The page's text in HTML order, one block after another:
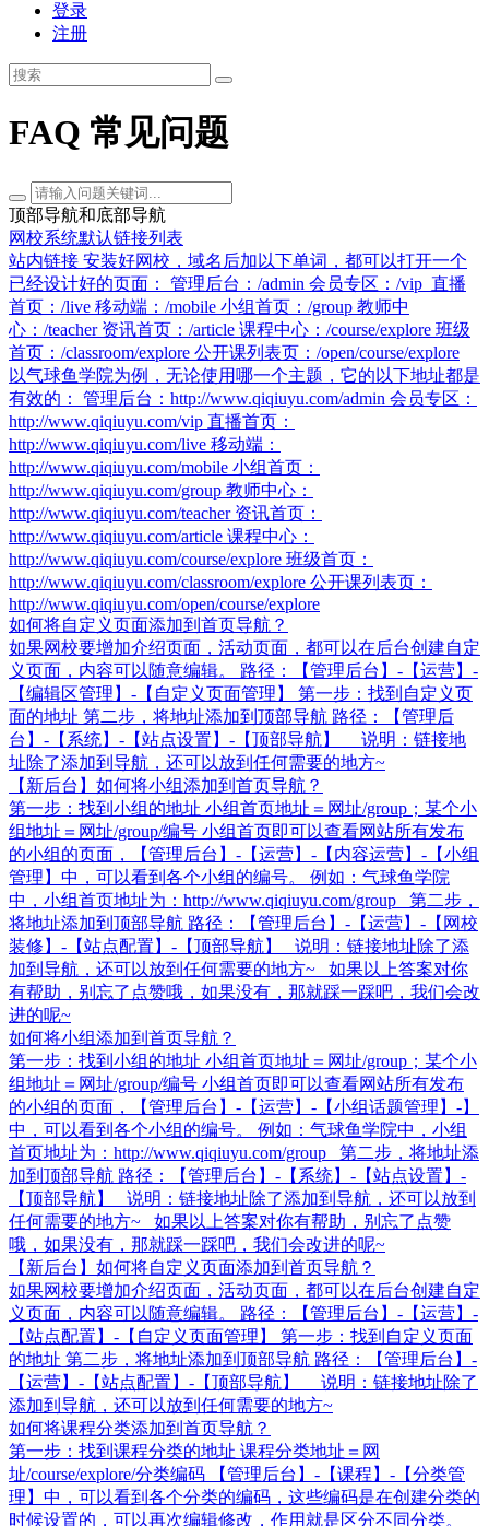
登录
注册
FAQ 常见问题
顶部导航和底部导航
网校系统默认链接列表
站内链接 安装好网校，域名后加以下单词，都可以打开一个
已经设计好的页面： 管理后台：/admin 会员专区：/vip 直播
首页：/live 移动端：/mobile 小组首页：/group 教师中
心：/teacher 资讯首页：/article 课程中心：/course/explore 班级
首页：/classroom/explore 公开课列表页：/open/course/explore
以气球鱼学院为例，无论使用哪一个主题，它的以下地址都是
有效的： 管理后台：http://www.qiqiuyu.com/admin 会员专区：
http://www.qiqiuyu.com/vip 直播首页：
http://www.qiqiuyu.com/live 移动端：
http://www.qiqiuyu.com/mobile 小组首页：
http://www.qiqiuyu.com/group 教师中心：
http://www.qiqiuyu.com/teacher 资讯首页：
http://www.qiqiuyu.com/article 课程中心：
http://www.qiqiuyu.com/course/explore 班级首页：
http://www.qiqiuyu.com/classroom/explore 公开课列表页：
http://www.qiqiuyu.com/open/course/explore
如何将自定义页面添加到首页导航？
如果网校要增加介绍页面，活动页面，都可以在后台创建自定
义页面，内容可以随意编辑。 路径：【管理后台】-【运营】-
【编辑区管理】-【自定义页面管理】 第一步：找到自定义页
面的地址 第二步，将地址添加到顶部导航 路径：【管理后
台】-【系统】-【站点设置】-【顶部导航】 说明：链接地
址除了添加到导航，还可以放到任何需要的地方~
【新后台】如何将小组添加到首页导航？
第一步：找到小组的地址 小组首页地址＝网址/group；某个小
组地址＝网址/group/编号 小组首页即可以查看网站所有发布
的小组的页面，【管理后台】-【运营】-【内容运营】-【小组
管理】中，可以看到各个小组的编号。 例如：气球鱼学院
中，小组首页地址为：http://www.qiqiuyu.com/group 第二步，
将地址添加到顶部导航 路径：【管理后台】-【运营】-【网校
装修】-【站点配置】-【顶部导航】 说明：链接地址除了添
加到导航，还可以放到任何需要的地方~ 如果以上答案对你
有帮助，别忘了点赞哦，如果没有，那就踩一踩吧，我们会改
进的呢~
如何将小组添加到首页导航？
第一步：找到小组的地址 小组首页地址＝网址/group；某个小
组地址＝网址/group/编号 小组首页即可以查看网站所有发布
的小组的页面，【管理后台】-【运营】-【小组话题管理】-】
中，可以看到各个小组的编号。 例如：气球鱼学院中，小组
首页地址为：http://www.qiqiuyu.com/group 第二步，将地址添
加到顶部导航 路径：【管理后台】-【系统】-【站点设置】-
【顶部导航】 说明：链接地址除了添加到导航，还可以放到
任何需要的地方~ 如果以上答案对你有帮助，别忘了点赞
哦，如果没有，那就踩一踩吧，我们会改进的呢~
【新后台】如何将自定义页面添加到首页导航？
如果网校要增加介绍页面，活动页面，都可以在后台创建自定
义页面，内容可以随意编辑。 路径：【管理后台】-【运营】-
【站点配置】-【自定义页面管理】 第一步：找到自定义页面
的地址 第二步，将地址添加到顶部导航 路径：【管理后台】-
【运营】-【站点配置】-【顶部导航】 说明：链接地址除了
添加到导航，还可以放到任何需要的地方~
如何将课程分类添加到首页导航？
第一步：找到课程分类的地址 课程分类地址＝网
址/course/explore/分类编码 【管理后台】-【课程】-【分类管
理】中，可以看到各个分类的编码，这些编码是在创建分类的
时候设置的，可以再次编辑修改，作用就是区分不同分类。